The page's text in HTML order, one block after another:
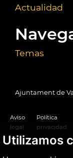
Utilizamos
Actualidad
Temas
Ajuntament de
Aviso
legal
Política
privacidad